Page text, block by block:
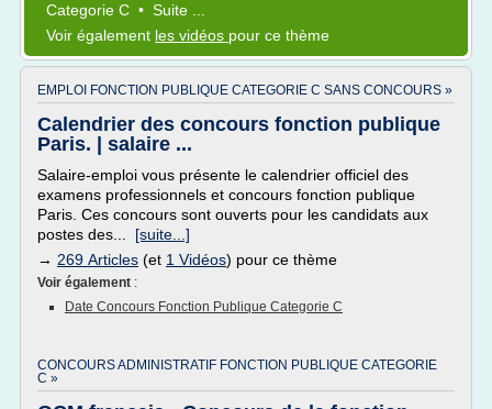
Categorie C • Suite ...
Voir également les vidéos pour ce thème
EMPLOI FONCTION PUBLIQUE CATEGORIE C SANS CONCOURS »
Calendrier des concours fonction publique
Paris. | salaire ...
Salaire-emploi vous présente le calendrier officiel des
examens professionnels et concours fonction publique
Paris. Ces concours sont ouverts pour les candidats aux
postes des... [suite...]
→ 269 Articles (et 1 Vidéos) pour ce thème
Voir également :
Date Concours Fonction Publique Categorie C
CONCOURS ADMINISTRATIF FONCTION PUBLIQUE CATEGORIE
C »